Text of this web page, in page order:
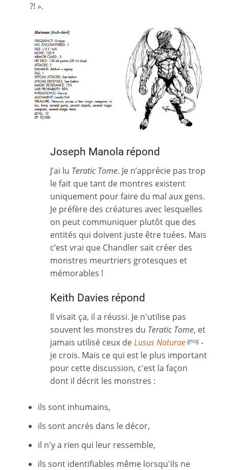
?! ».
Joseph Manola répond
J’ai lu Teratic Tome. Je n’apprécie pas trop
le fait que tant de montres existent
uniquement pour faire du mal aux gens.
Je préfère des créatures avec lesquelles
on peut communiquer plutôt que des
entités qui doivent juste être tuées. Mais
c’est vrai que Chandler sait créer des
monstres meurtriers grotesques et
mémorables !
Keith Davies répond
Il visait ça, il a réussi. Je n'utilise pas
souvent les monstres du Teratic Tome, et
jamais utilisé ceux deLusus Naturae grog -
je crois. Mais ce qui est le plus important
pour cette discussion, c'est la façon
dont il décrit les monstres :
ils sont inhumains,
ils sont ancrés dans le décor,
il n'y a rien qui leur ressemble,
ils sont identifiables même lorsqu'ils ne